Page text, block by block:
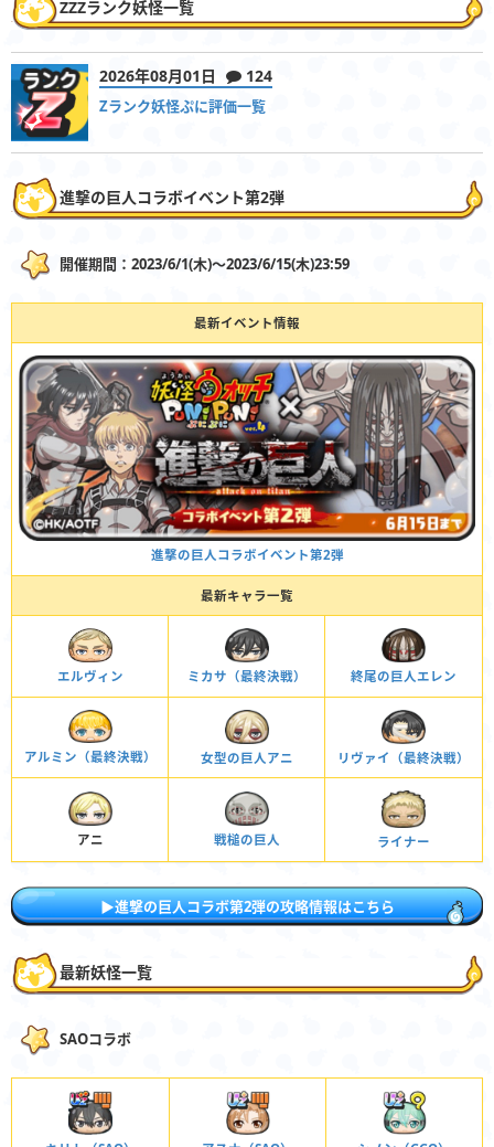
ZZZランク妖怪一覧
2026年08月01日 124
Zランク妖怪ぷに評価一覧
進撃の巨人コラボイベント第2弾
開催期間：2023/6/1(木)〜2023/6/15(木)23:59
最新イベント情報
進撃の巨人コラボイベント第2弾
最新キャラ一覧
エルヴィン ミカサ（最終決戦） 終尾の巨人エレン
アルミン（最終決戦） 女型の巨人アニ リヴァイ（最終決戦）
アニ 戦槌の巨人 ライナー
▶進撃の巨人コラボ第2弾の攻略情報はこちら
最新妖怪一覧
SAOコラボ